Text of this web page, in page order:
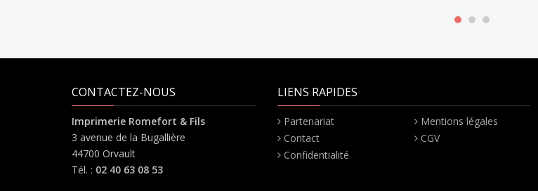
CONTACTEZ-NOUS
Imprimerie Romefort & Fils
3 avenue de la Bugallière
44700 Orvault
Tél. : 02 40 63 08 53
LIENS RAPIDES
Partenariat
Contact
Confidentialité
Mentions légales
CGV